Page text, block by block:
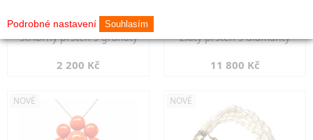
Stříbrný prsten s granáty
2 200 Kč
Zlatý prsten s diamanty
11 800 Kč
NOVÉ NOVÉ
Podrobné nastavení Souhlasím